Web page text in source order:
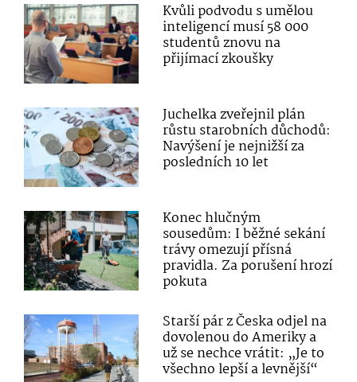
Kvůli podvodu s umělou
inteligencí musí 58 000
studentů znovu na
přijímací zkoušky
Juchelka zveřejnil plán
růstu starobních důchodů:
Navýšení je nejnižší za
posledních 10 let
Konec hlučným
sousedům: I běžné sekání
trávy omezují přísná
pravidla. Za porušení hrozí
pokuta
Starší pár z Česka odjel na
dovolenou do Ameriky a
už se nechce vrátit: „Je to
všechno lepší a levnější“